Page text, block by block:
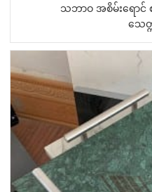
သဘာဝ အစိမ်းရောင်
သေတ္